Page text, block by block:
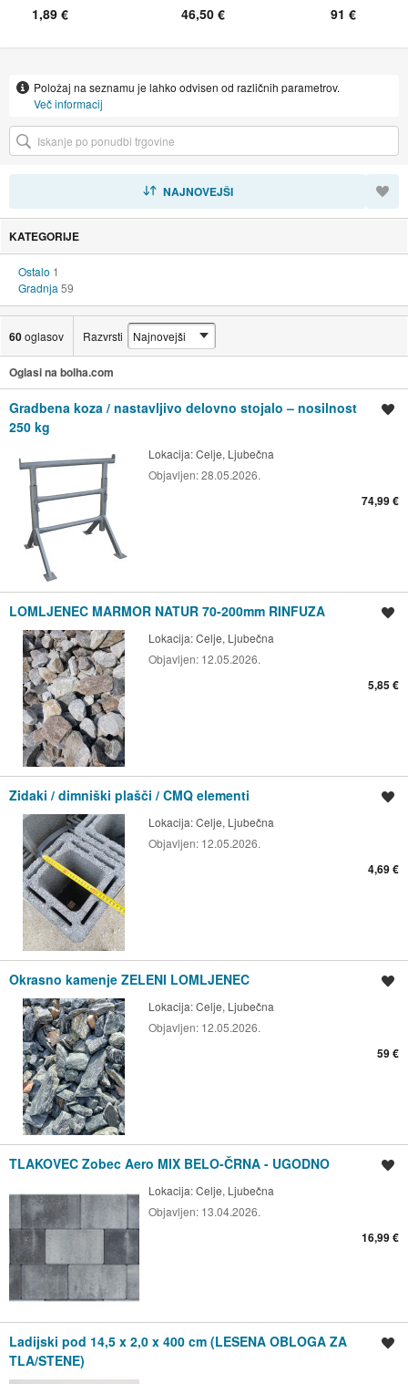
1,89 € 46,50 € 91 €
Položaj na seznamu je lahko odvisen od različnih parametrov.
Več informacij
NAJNOVEJŠI
KATEGORIJE
Ostalo 1
Gradnja 59
60oglasov Razvrsti
Oglasi na bolha.com
Gradbena koza / nastavljivo delovno stojalo – nosilnost
250 kg
Lokacija:Celje, Ljubečna
Objavljen:28.05.2026.
74,99 €
LOMLJENEC MARMOR NATUR 70-200mm RINFUZA
Lokacija:Celje, Ljubečna
Objavljen: 12.05.2026.
5,85 €
Zidaki / dimniški plašči / CMQ elementi
Lokacija:Celje, Ljubečna
Objavljen: 12.05.2026.
4,69 €
Okrasno kamenje ZELENI LOMLJENEC
Lokacija:Celje, Ljubečna
Objavljen: 12.05.2026.
59 €
TLAKOVEC Zobec Aero MIX BELO-ČRNA - UGODNO
Lokacija:Celje, Ljubečna
Objavljen: 13.04.2026.
16,99 €
Ladijski pod 14,5 x 2,0 x 400 cm (LESENA OBLOGA ZA
TLA/STENE)